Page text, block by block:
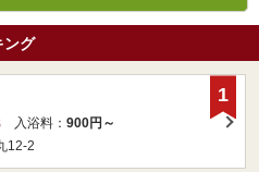
ング
入浴料： 900円～
12-2
1